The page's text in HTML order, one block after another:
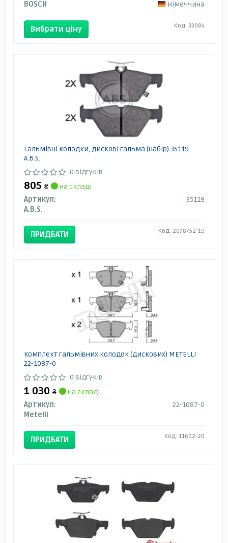
BOSCH Німеччина
Вибрати ціну Код: 33084
Гальмівні колодки, дискові гальма (набір) 35119
A.B.S.
0 відгуків
805 ₴
на складі
Артикул:
35119
A.B.S.
ПРИДБАТИ Код: 2078752-19
Комплект гальмівних колодок (дискових) METELLI
22-1087-0
0 відгуків
1 030 ₴
на складі
Артикул:
22-1087-0
Metelli
ПРИДБАТИ Код: 11602-20